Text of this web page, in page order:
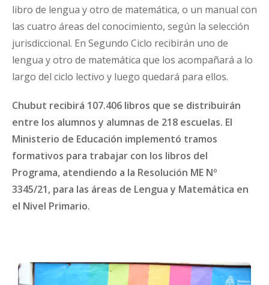
libro de lengua y otro de matemática, o un manual con
las cuatro áreas del conocimiento, según la selección
jurisdiccional. En Segundo Ciclo recibirán uno de
lengua y otro de matemática que los acompañará a lo
largo del ciclo lectivo y luego quedará para ellos.
Chubut recibirá 107.406 libros que se distribuirán
entre los alumnos y alumnas de 218 escuelas. El
Ministerio de Educación implementó tramos
formativos para trabajar con los libros del
Programa, atendiendo a la Resolución ME Nº
3345/21, para las áreas de Lengua y Matemática en
el Nivel Primario.